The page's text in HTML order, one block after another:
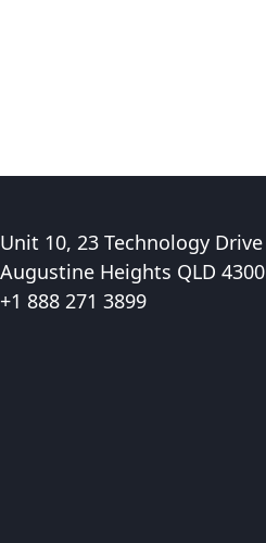
Unit 10, 23 Technology Drive
Augustine Heights QLD 4300
+1 888 271 3899